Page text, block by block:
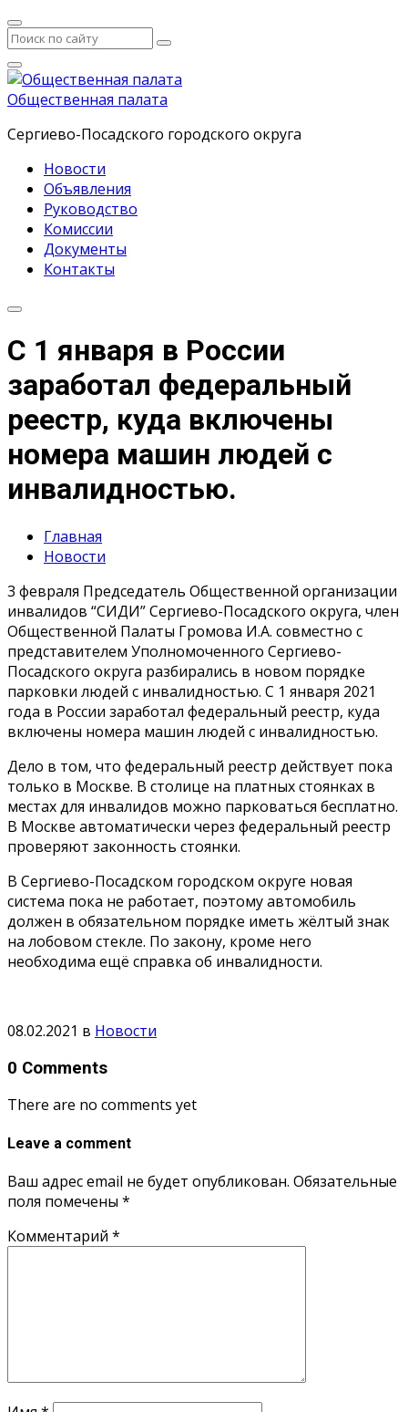
Общественная палата
Сергиево-Посадского городского округа
Новости
Объявления
Руководство
Комиссии
Документы
Контакты
С 1 января в России
заработал федеральный
реестр, куда включены
номера машин людей с
инвалидностью.
Главная
Новости
3 февраля Председатель Общественной организации
инвалидов “СИДИ” Сергиево-Посадского округа, член
Общественной Палаты Громова И.А. совместно с
представителем Уполномоченного Сергиево-
Посадского округа разбирались в новом порядке
парковки людей с инвалидностью. С 1 января 2021
года в России заработал федеральный реестр, куда
включены номера машин людей с инвалидностью.
Дело в том, что федеральный реестр действует пока
только в Москве. В столице на платных стоянках в
местах для инвалидов можно парковаться бесплатно.
В Москве автоматически через федеральный реестр
проверяют законность стоянки.
В Сергиево-Посадском городском округе новая
система пока не работает, поэтому автомобиль
должен в обязательном порядке иметь жёлтый знак
на лобовом стекле. По закону, кроме него
необходима ещё справка об инвалидности.
08.02.2021 в Новости
0 Comments
There are no comments yet
Leave a comment
Ваш адрес email не будет опубликован. Обязательные
поля помечены *
Комментарий *